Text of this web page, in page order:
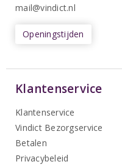
mail@vindict.nl
Openingstijden
Klantenservice
Klantenservice
Vindict Bezorgservice
Betalen
Privacybeleid